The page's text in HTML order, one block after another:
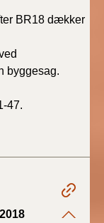
BR18 dækker
byggesag.
47.